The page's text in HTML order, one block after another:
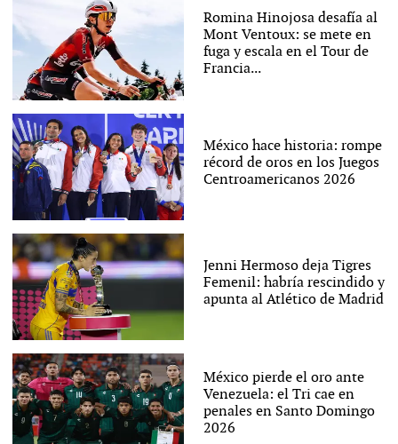
Romina Hinojosa desafía al
Mont Ventoux: se mete en
fuga y escala en el Tour de
Francia...
México hace historia: rompe
récord de oros en los Juegos
Centroamericanos 2026
Jenni Hermoso deja Tigres
Femenil: habría rescindido y
apunta al Atlético de Madrid
México pierde el oro ante
Venezuela: el Tri cae en
penales en Santo Domingo
2026